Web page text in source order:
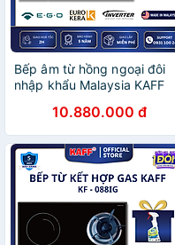
Bếp âm từ hồng ngoại đôi
nhập khẩu Malaysia KAFF
10.880.000 đ